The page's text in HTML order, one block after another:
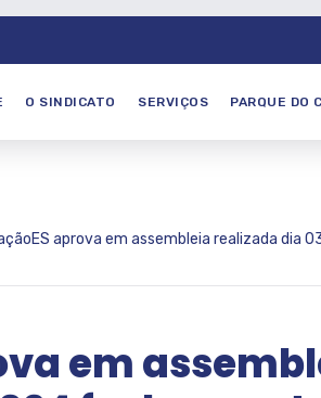
O SINDICATO SERVIÇOS PARQUE DO
aprova em assembleia realizada
em